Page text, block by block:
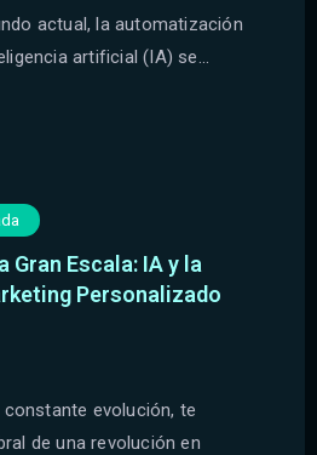
actual, la automatización
artificial (IA) se...
Gran Escala: IA y la
Personalizado
evolución, te
de una revolución en